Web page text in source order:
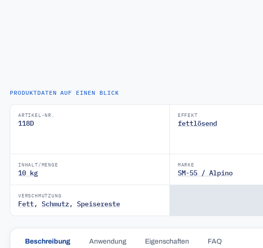
PRODUKTDATEN AUF EINEN BLICK
ARTIKEL-NR.
118D
EFFEKT
fettlösend
INHALT/MENGE
10 kg
MARKE
SM-55 / Alpino
VERSCHMUTZUNG
Fett, Schmutz, Speisereste
Beschreibung Anwendung Eigenschaften FAQ